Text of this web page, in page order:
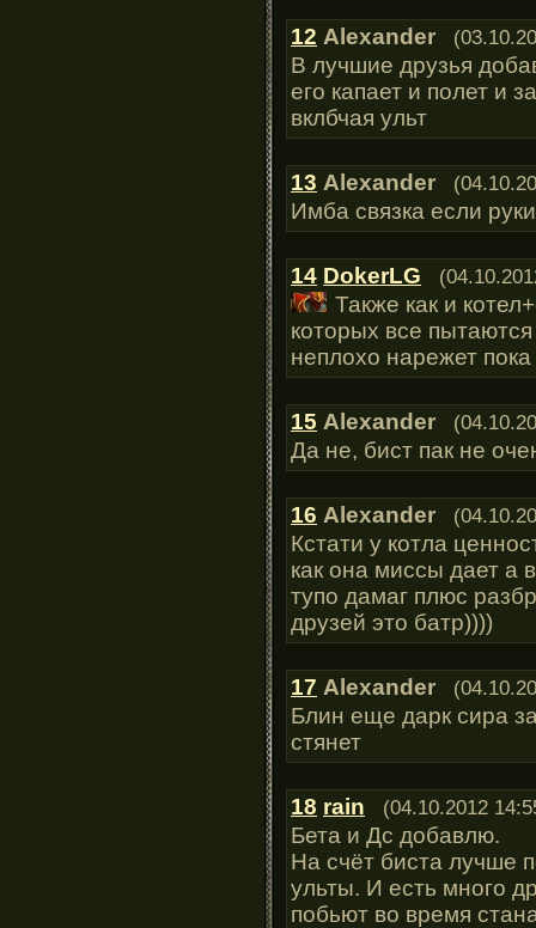
12 Alexander
В лучшие друзья
его капает и полет и
вклбчая ульт
13 Alexander
Имба связка если
14 DokerLG
Также как и
которых все
неплохо нарежет
15 Alexander
Да не, бист пак не
16 Alexander
Кстати у котла
как она миссы дает а
тупо дамаг плюс
друзей это батр))))
17 Alexander
Блин еще дарк сира
стянет
18 rain (04.10.2012
Бета и Дс добавлю.
На счёт биста лучше
ульты. И есть много
побьют во время